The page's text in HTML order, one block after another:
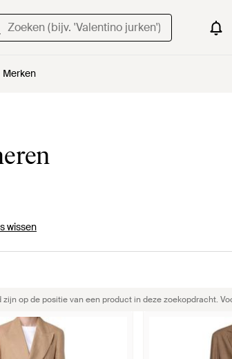
Merken
wissen
op de positie van een product in deze zoekopdracht.